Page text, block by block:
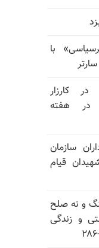
با
کارزار
در هفته
سازمان
قیام
و نه صلح
و زندگی